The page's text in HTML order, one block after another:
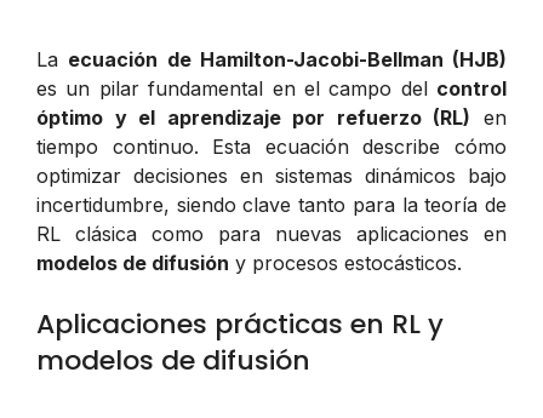
La ecuación de Hamilton-Jacobi-Bellman (HJB)
es un pilar fundamental en el campo del control
óptimo y el aprendizaje por refuerzo (RL) en
tiempo continuo. Esta ecuación describe cómo
optimizar decisiones en sistemas dinámicos bajo
incertidumbre, siendo clave tanto para la teoría de
RL clásica como para nuevas aplicaciones en
modelos de difusión y procesos estocásticos.
Aplicaciones prácticas en RL y
modelos de difusión